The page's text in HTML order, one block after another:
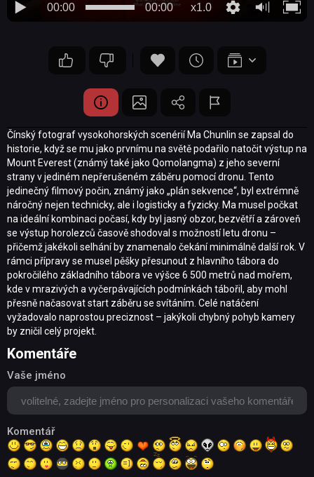
00:00 x1.0
00:00
Čínský fotograf vysokohorských scenérií Ma Chunlin se zapsal do
historie, když se mu jako prvnímu na světě podařilo natočit výstup na
Mount Everest (známý také jako Qomolangma) z jeho severní
strany v jediném nepřerušeném záběru pomocí dronu. Tento
jedinečný filmový počin, známý jako „plán sekvence“, byl extrémně
náročný nejen technicky, ale i logisticky a fyzicky. Ma musel počkat
na ideální kombinaci počasí, kdy byl jasný obzor, bezvětří a zároveň
se výstup horolezců časově shodoval s možností letu dronu –
přičemž jakékoli selhání by znamenalo čekání minimálně další rok. V
rámci přípravy se musel pěšky přesunout z hlavního tábora do
pokročilého základního tábora ve výšce 6 500 metrů nad mořem,
kde v mrazivých a vyčerpávajících podmínkách tábořil, aby mohl
přesně načasovat start záběru se svítáním. Celé natáčení
vyžadovalo naprostou preciznost – jakýkoli chybný pohyb kamery
by zničil celý projekt.
Komentáře
Vaše jméno
Komentář